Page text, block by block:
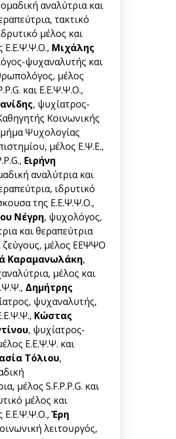
αναλύτρια και
τακτικό
μέλος και
Ε.Ε.Ψ.Ψ.Ο., Μιχάλης
ψυχαναλυτής και
μέλος
και Ε.Ε.Ψ.Ψ.Ο.,
, ψυχίατρος-
Κοινωνικής
Ψυχολογίας
μέλος Ε.Ψ.Ε.,
Ειρήνη
αναλύτρια και
ιδρυτικό
της Ε.Ε.Ψ.Ψ.Ο.,
Νέγρη, ψυχολόγος,
και θεραπεύτρια
ζεύγους, μέλος ΕΕΨΨΟ
Καραμανωλάκη,
μέλος και
Δημήτρης
ψυχαναλυτής,
Κώστας
, ψυχίατρος-
Ε.Ε.Ψ.Ψ. και
Τόλιου,
μέλος S.F.P.P.G. και
μέλος και
Ε.Ε.Ψ.Ψ.Ο.,Έρη
λειτουργός,